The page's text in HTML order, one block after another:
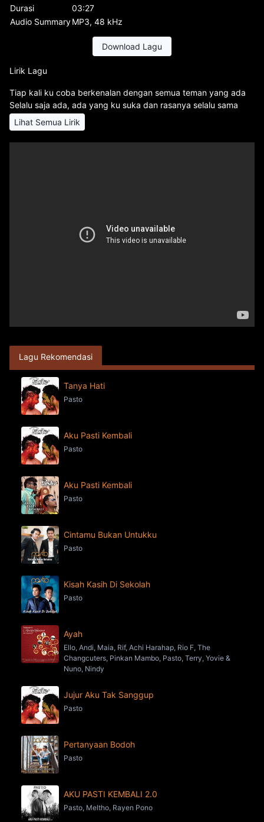
Durasi
03:27
Audio SummaryMP3, 48 kHz
Download Lagu
Lirik Lagu
Tiap kali ku coba berkenalan dengan semua teman yang ada
Selalu saja ada, ada yang ku suka dan rasanya selalu sama
Lihat Semua Lirik
Lagu Rekomendasi
Tanya Hati
Pasto
Aku Pasti Kembali
Pasto
Aku Pasti Kembali
Pasto
Cintamu Bukan Untukku
Pasto
Kisah Kasih Di Sekolah
Pasto
Ayah
Ello, Andi, Maia, Rif, Achi Harahap, Rio F, The
Changcuters, Pinkan Mambo, Pasto, Terry, Yovie &
Nuno, Nindy
Jujur Aku Tak Sanggup
Pasto
Pertanyaan Bodoh
Pasto
AKU PASTI KEMBALI 2.0
Pasto, Meltho, Rayen Pono